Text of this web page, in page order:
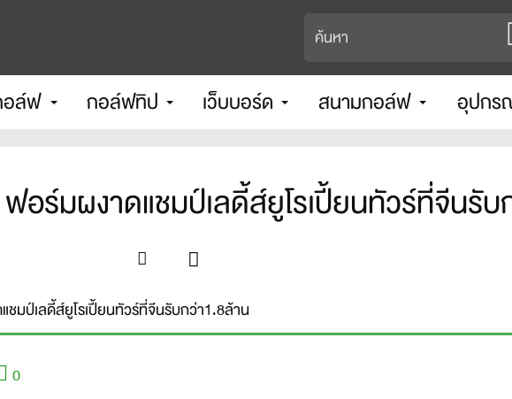
ล์ฟ กอล์ฟทิป เว็บบอร์ด สนามกอล์ฟ อุปก
อร์มผงาดแชมป์เลดี้ส์ยูโรเปี้ยนทัวร์ที่จีนรั
มป์เลดี้ส์ยูโรเปี้ยนทัวร์ที่จีนรับกว่า1.8ล้าน
0